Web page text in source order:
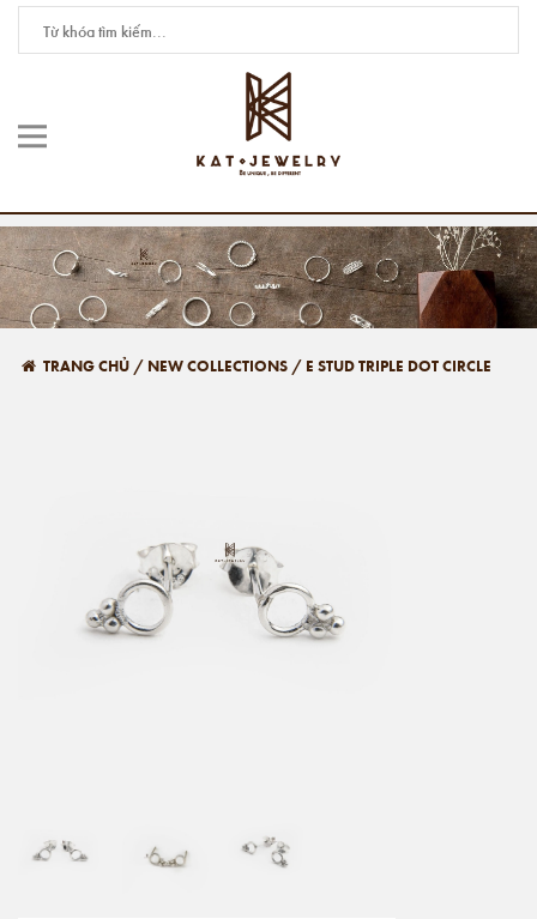
TRANG CHỦ / NEW COLLECTIONS / E STUD TRIPLE DOT CIRCLE